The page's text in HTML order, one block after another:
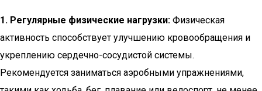
1. Регулярные физические нагрузки: Физическая
активность способствует улучшению кровообращения и
укреплению сердечно-сосудистой системы.
Рекомендуется заниматься аэробными упражнениями,